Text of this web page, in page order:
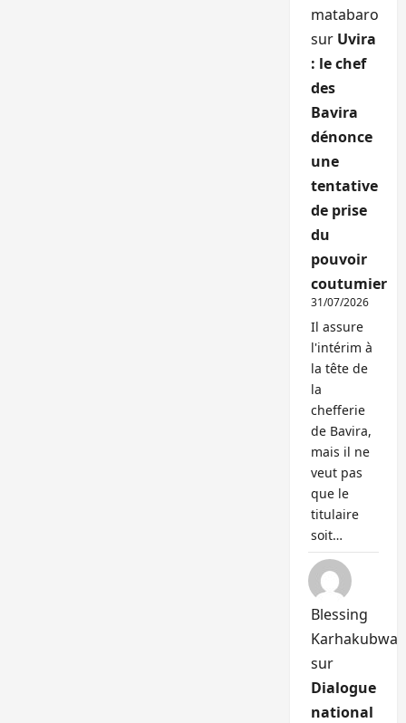
matabaro
sur Uvira
: le chef
des
Bavira
dénonce
une
tentative
de prise
du
pouvoir
coutumier
31/07/2026
Il assure
l'intérim à
la tête de
la
chefferie
de Bavira,
mais il ne
veut pas
que le
titulaire
soit…
Blessing
Karhakubwa
sur
Dialogue
national